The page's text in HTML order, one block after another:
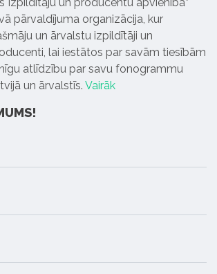
pārvaldījuma organizācija, kur
un ārvalstu izpildītāji un
lai iestātos par savām tiesībām
atlīdzību par savu fonogrammu
un ārvalstīs. Vairāk